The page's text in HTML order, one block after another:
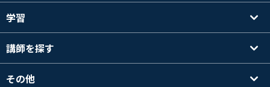
学習
講師を探す
その他